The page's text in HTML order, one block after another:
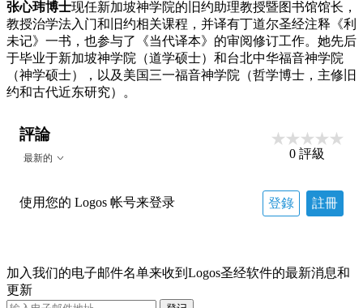
张心玮博士现任新加坡神学院的旧约助理教授暨图书馆馆长，
教授治学法入门和旧约相关课程，并译有丁道尔圣经注释《利
未记》一书，也参与了《当代译本》的审阅修订工作。她先后
于毕业于新加坡神学院（道学硕士）和台北中华福音神学院
（神学硕士），以及美国三一福音神学院（哲学博士，主修旧
约和古代近东研究）。
評論
最新的 0 評級
使用您的 Logos 帐号来登录 登錄 註冊
加入我们的电子邮件名单来收到Logos圣经软件的最新消息和
更新